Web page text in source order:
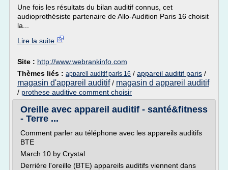
Une fois les résultats du bilan auditif connus, cet
audioprothésiste partenaire de Allo-Audition Paris 16 choisit
la...
Lire la suite
Site : http://www.webrankinfo.com
Thèmes liés : appareil auditif paris 16 / appareil auditif paris /
magasin d'appareil auditif/ magasin d appareil auditif
/ prothese auditive comment choisir
Oreille avec appareil auditif - santé&fitness
- Terre ...
Comment parler au téléphone avec les appareils auditifs
BTE
March 10 by Crystal
Derrière l'oreille (BTE) appareils auditifs viennent dans